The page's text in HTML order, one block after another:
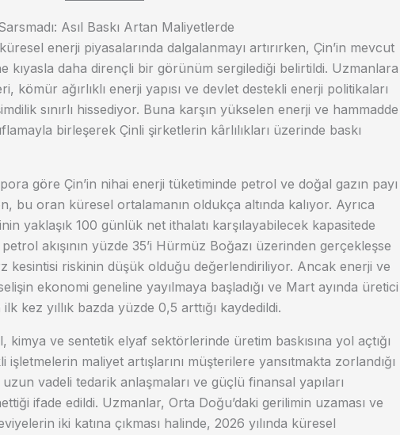
Asıl Baskı Artan Maliyetlerde
enerji piyasalarında dalgalanmayı artırırken, Çin’in mevcut
kıyasla daha dirençli bir görünüm sergilediği belirtildi. Uzmanlara
kömür ağırlıklı enerji yapısı ve devlet destekli enerji politikaları
sınırlı hissediyor. Buna karşın yükselen enerji ve hammadde
birleşerek Çinli şirketlerin kârlılıkları üzerinde baskı
göre Çin’in nihai enerji tüketiminde petrol ve doğal gazın payı
bu oran küresel ortalamanın oldukça altında kalıyor. Ayrıca
yaklaşık 100 günlük net ithalatı karşılayabilecek kapasitede
akışının yüzde 35’i Hürmüz Boğazı üzerinden gerçekleşse
kesintisi riskinin düşük olduğu değerlendiriliyor. Ancak enerji ve
ekonomi geneline yayılmaya başladığı ve Mart ayında üretici
kez yıllık bazda yüzde 0,5 arttığı kaydedildi.
ve sentetik elyaf sektörlerinde üretim baskısına yol açtığı
maliyet artışlarını müşterilere yansıtmakta zorlandığı
vadeli tedarik anlaşmaları ve güçlü finansal yapıları
ifade edildi. Uzmanlar, Orta Doğu’daki gerilimin uzaması ve
iki katına çıkması halinde, 2026 yılında küresel